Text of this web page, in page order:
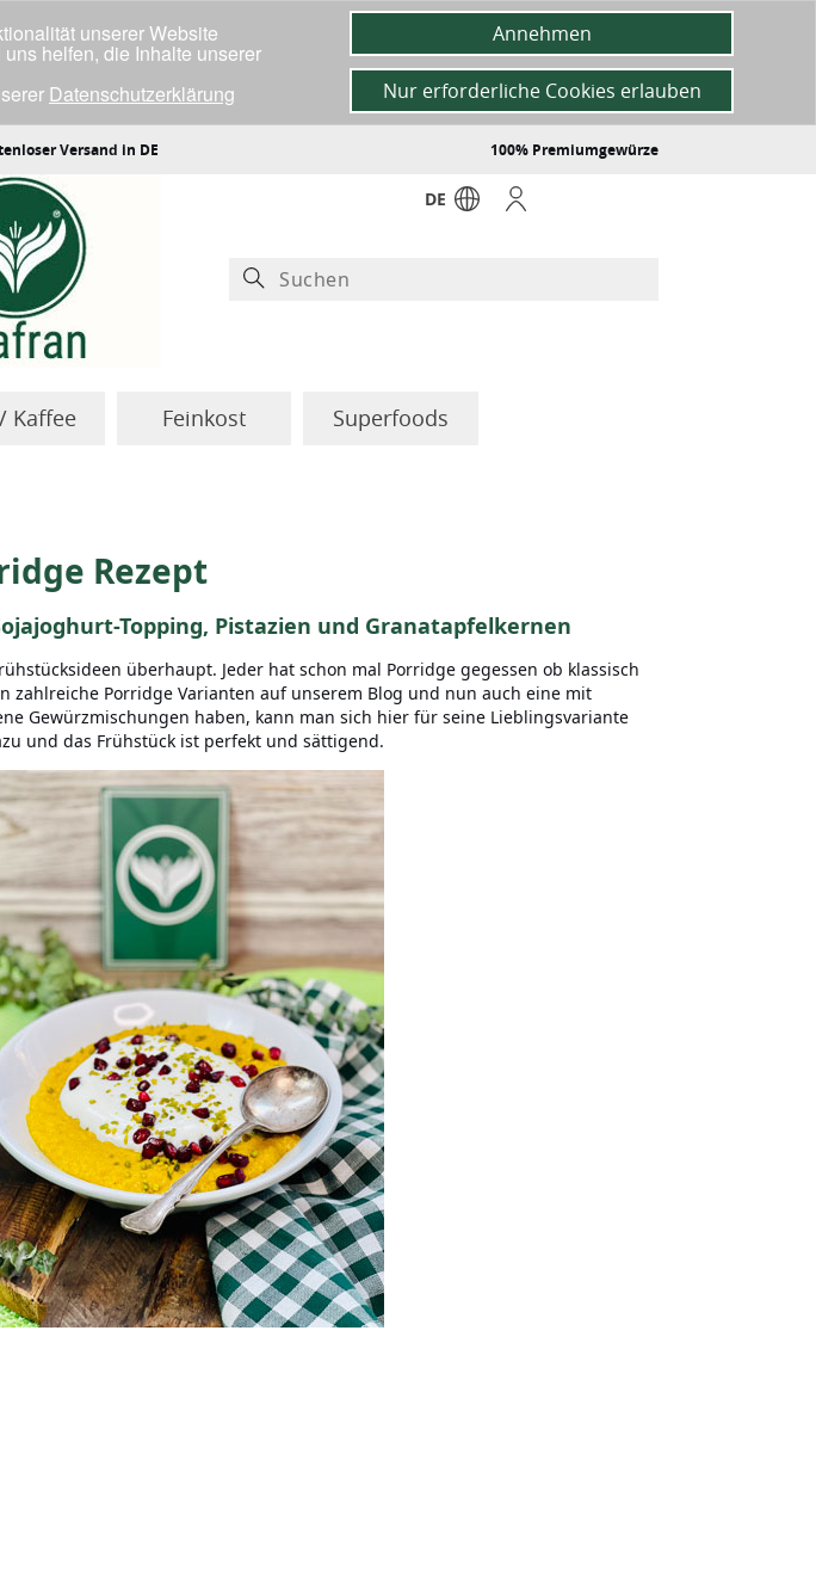
Versand in DE 100% Premiumgewürze
DE
Kaffee Feinkost
Superfoods
Rezept
Topping, Pistazien und Granatapfelkernen
überhaupt. Jeder hat schon mal Porridge gegessen ob klassisch
zahlreiche Porridge Varianten auf unserem Blog und nun auch eine mit
Gewürzmischungen haben, kann man sich hier für seine Lieblingsvariante
und das Frühstück ist perfekt und sättigend.
unserer Website
helfen, die Inhalte unserer
Datenschutzerklärung
Annehmen
Nur erforderliche Cookies erlauben